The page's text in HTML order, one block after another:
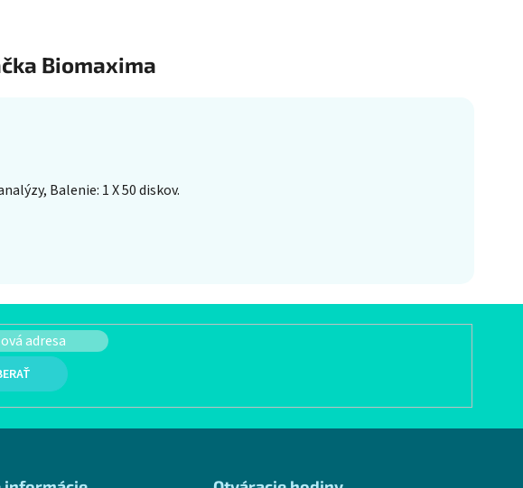
Biomaxima
Balenie: 1 X 50 diskov.
PRIHLÁSIŤ SA